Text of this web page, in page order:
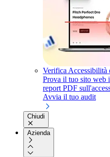
Verifica Accessibilità
Prova il tuo sito web
report PDF
Avvia il tuo audit
Chiudi
Azienda